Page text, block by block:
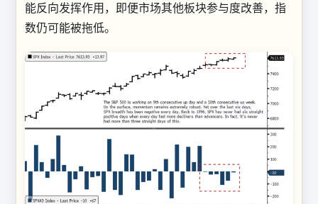
能反向发挥作用，即便市场其他板块参与度改善，指
数仍可能被拖低。